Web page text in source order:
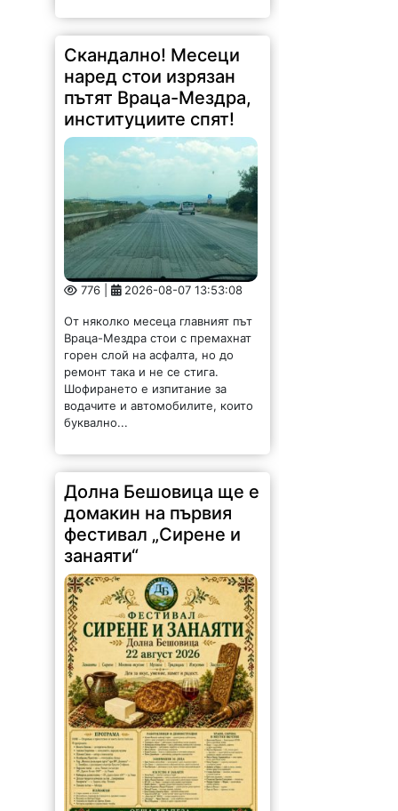
Скандално! Месеци
наред стои изрязан
пътят Враца-Мездра,
институциите спят!
776 | 2026-08-07 13:53:08
От няколко месеца главният път
Враца-Мездра стои с премахнат
горен слой на асфалта, но до
ремонт така и не се стига.
Шофирането е изпитание за
водачите и автомобилите, които
буквално...
Долна Бешовица ще е
домакин на първия
фестивал „Сирене и
занаяти“